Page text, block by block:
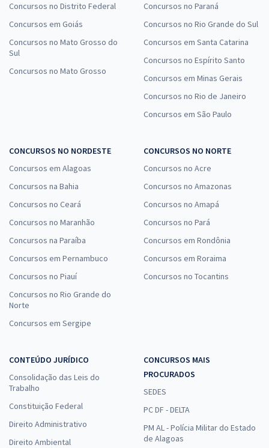
Concursos no Distrito Federal
Concursos em Goiás
Concursos no Mato Grosso do
Sul
Concursos no Mato Grosso
Concursos no Paraná
Concursos no Rio Grande do Sul
Concursos em Santa Catarina
Concursos no Espírito Santo
Concursos em Minas Gerais
Concursos no Rio de Janeiro
Concursos em São Paulo
CONCURSOS NO NORDESTE
Concursos em Alagoas
Concursos na Bahia
Concursos no Ceará
Concursos no Maranhão
Concursos na Paraíba
Concursos em Pernambuco
Concursos no Piauí
Concursos no Rio Grande do
Norte
Concursos em Sergipe
CONCURSOS NO NORTE
Concursos no Acre
Concursos no Amazonas
Concursos no Amapá
Concursos no Pará
Concursos em Rondônia
Concursos em Roraima
Concursos no Tocantins
CONTEÚDO JURÍDICO
Consolidação das Leis do
Trabalho
Constituição Federal
Direito Administrativo
Direito Ambiental
CONCURSOS MAIS
PROCURADOS
SEDES
PC DF - DELTA
PM AL - Polícia Militar do Estado
de Alagoas